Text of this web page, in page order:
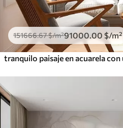
151666.67$/m²91000.00 $/m²